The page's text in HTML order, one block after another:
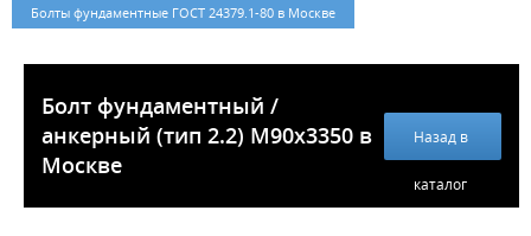
Болты фундаментные ГОСТ 24379.1-80 в Москве
Болт фундаментный /
анкерный (тип 2.2) M90x3350 в
Москве
Назад в
каталог